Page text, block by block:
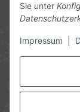
Sie unter
Impressum
Gesetzliche